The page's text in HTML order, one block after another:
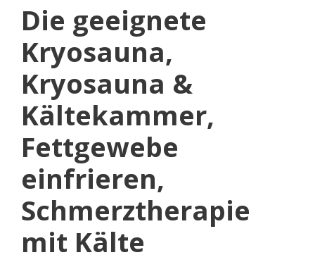
Die geeignete
Kryosauna,
Kryosauna &
Kältekammer,
Fettgewebe
einfrieren,
Schmerztherapie
mit Kälte